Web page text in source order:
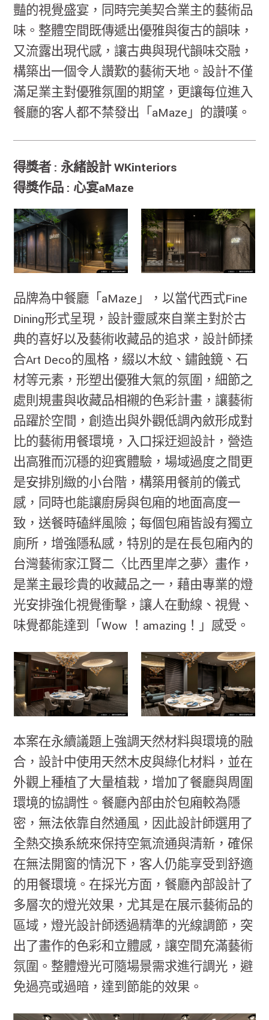
豔的視覺盛宴，同時完美契合業主的藝術品
味。整體空間既傳遞出優雅與復古的韻味，
又流露出現代感，讓古典與現代韻味交融，
構築出一個令人讚歎的藝術天地。設計不僅
滿足業主對優雅氛圍的期望，更讓每位進入
餐廳的客人都不禁發出「aMaze」的讚嘆。
得獎者 : 永緒設計 WKinteriors
得獎作品 : 心宴aMaze
品牌為中餐廳「aMaze」，以當代西式Fine
Dining形式呈現，設計靈感來自業主對於古
典的喜好以及藝術收藏品的追求，設計師揉
合Art Deco的風格，綴以木紋、鏽蝕鏡、石
材等元素，形塑出優雅大氣的氛圍，細節之
處則規畫與收藏品相襯的色彩計畫，讓藝術
品躍於空間，創造出與外觀低調內斂形成對
比的藝術用餐環境，入口採迂迴設計，營造
出高雅而沉穩的迎賓體驗，場域過度之間更
是安排別緻的小台階，構築用餐前的儀式
感，同時也能讓廚房與包廂的地面高度一
致，送餐時磕絆風險；每個包廂皆設有獨立
廁所，增強隱私感，特別的是在長包廂內的
台灣藝術家江賢二〈比西里岸之夢〉畫作，
是業主最珍貴的收藏品之一，藉由專業的燈
光安排強化視覺衝擊，讓人在動線、視覺、
味覺都能達到「Wow ！amazing！」感受。
本案在永續議題上強調天然材料與環境的融
合，設計中使用天然木皮與綠化材料，並在
外觀上種植了大量植栽，增加了餐廳與周圍
環境的協調性。餐廳內部由於包廂較為隱
密，無法依靠自然通風，因此設計師選用了
全熱交換系統來保持空氣流通與清新，確保
在無法開窗的情況下，客人仍能享受到舒適
的用餐環境。在採光方面，餐廳內部設計了
多層次的燈光效果，尤其是在展示藝術品的
區域，燈光設計師透過精準的光線調節，突
出了畫作的色彩和立體感，讓空間充滿藝術
氛圍。整體燈光可隨場景需求進行調光，避
免過亮或過暗，達到節能的效果。